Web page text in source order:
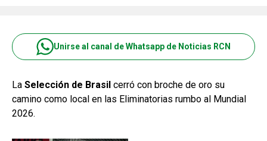
Unirse al canal de Whatsapp de Noticias RCN
La Selección de Brasil cerró con broche de oro su
camino como local en las Eliminatorias rumbo al Mundial
2026.